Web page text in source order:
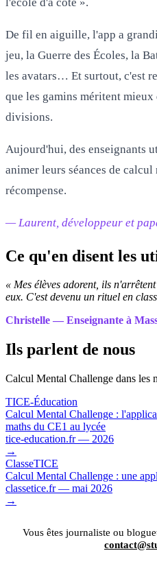
De fil en aiguille, l'app a
jeu, la Guerre des Écoles, la
les avatars… Et surtout, c'est
que les gamins méritent mieux
divisions.
Aujourd'hui, des enseignants
animer leurs séances de
récompense.
— Laurent, développeur et
Ce qu'en disent les
« Mes élèves adorent, ils
eux. C'est devenu un rituel en
Christelle — Enseignante à
Ils parlent de nous
Calcul Mental Challenge dans les
TICE-Éducation
Calcul Mental Challenge :
maths du CE1 au lycée
tice-education.fr — 2026
→
ClasseTICE
Calcul Mental Challenge : une
classetice.fr — mai 2026
→
Vous êtes journaliste ou